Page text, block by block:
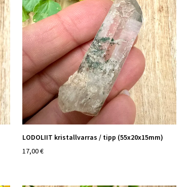
LODOLIIT kristallvarras / tipp (55x20x15mm)
17,00 €